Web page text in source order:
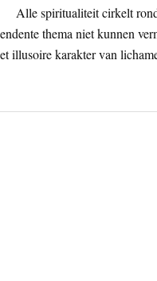
Alle spiritualiteit cirkelt
thema niet kunnen
illusoire karakter van